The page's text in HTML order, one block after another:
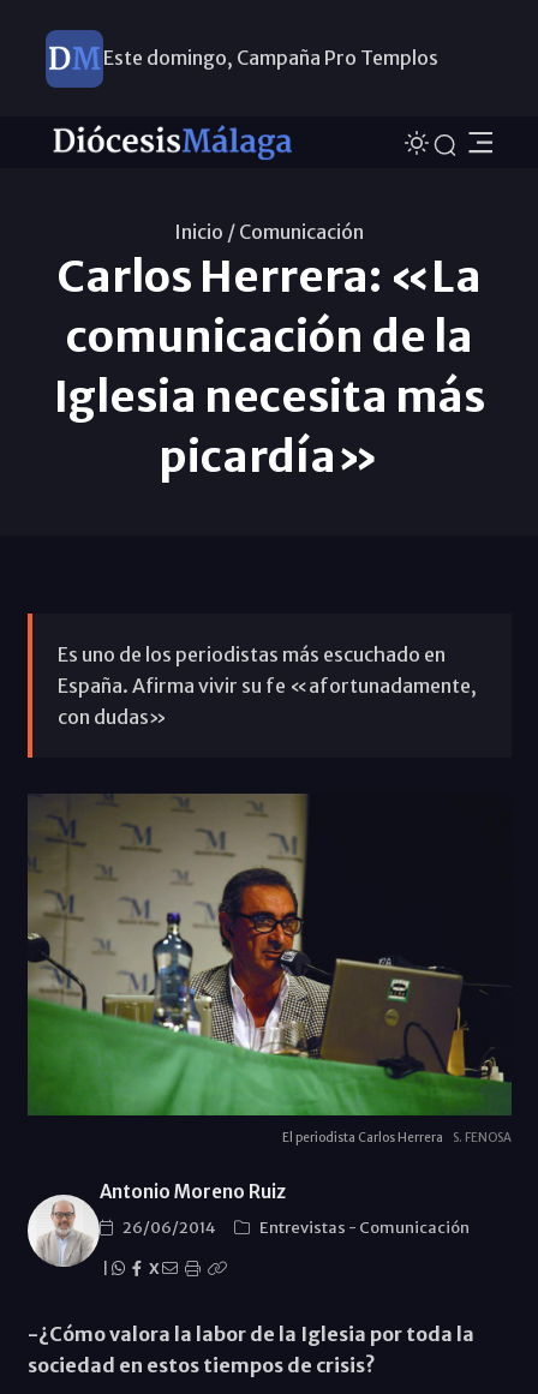
Este domingo, Campaña Pro Templos
Inicio / Comunicación
Carlos Herrera: «La
comunicación de la
Iglesia necesita más
picardía»
Es uno de los periodistas más escuchado en
España. Afirma vivir su fe «afortunadamente,
con dudas»
El periodista Carlos Herrera S. FENOSA
Antonio Moreno Ruiz
26/06/2014 Entrevistas - Comunicación
X
-¿Cómo valora la labor de la Iglesia por toda la
sociedad en estos tiempos de crisis?